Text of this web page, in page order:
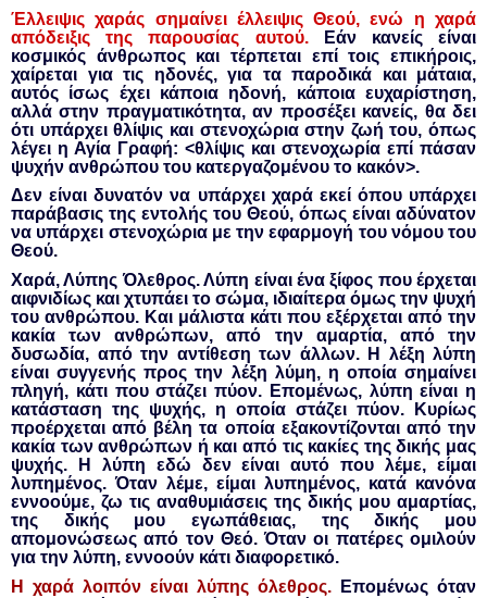
Έλλειψις χαράς σημαίνει έλλειψις Θεού, ενώ η χαρά
απόδειξις της παρουσίας αυτού.
Εάν κανείς είναι
κοσμικός άνθρωπος και τέρπεται επί τοις επικήροις,
χαίρεται για τις ηδονές, για τα παροδικά και μάταια,
αυτός ίσως έχει κάποια ηδονή, κάποια ευχαρίστηση,
αλλά στην πραγματικότητα, αν προσέξει κανείς, θα δει
ότι υπάρχει θλίψις και στενοχώρια στην ζωή του, όπως
λέγει η Αγία Γραφή: <θλίψις και στενοχωρία επί πάσαν
ψυχήν ανθρώπου του κατεργαζομένου το κακόν>.
Δεν είναι δυνατόν να υπάρχει χαρά εκεί όπου υπάρχει
παράβασις της εντολής του Θεού, όπως είναι αδύνατον
να υπάρχει στενοχώρια με την εφαρμογή του νόμου του
Θεού.
Χαρά, Λύπης Όλεθρος. Λύπη είναι ένα ξίφος που έρχεται
αιφνιδίως και χτυπάει το σώμα, ιδιαίτερα όμως την ψυχή
του ανθρώπου. Και μάλιστα κάτι που εξέρχεται από την
κακία των ανθρώπων, από την αμαρτία, από την
δυσωδία, από την αντίθεση των άλλων. Η λέξη λύπη
είναι συγγενής προς την λέξη λύμη, η οποία σημαίνει
πληγή, κάτι που στάζει πύον. Επομένως, λύπη είναι η
κατάσταση της ψυχής, η οποία στάζει πύον. Κυρίως
προέρχεται από βέλη τα οποία εξακοντίζονται από την
κακία των ανθρώπων ή και από τις κακίες της δικής μας
ψυχής. Η λύπη εδώ δεν είναι αυτό που λέμε, είμαι
λυπημένος. Όταν λέμε, είμαι λυπημένος, κατά κανόνα
εννοούμε, ζω τις αναθυμιάσεις της δικής μου αμαρτίας,
της δικής μου εγωπάθειας, της δικής μου
απομονώσεως από τον Θεό. Όταν οι πατέρες ομιλούν
για την λύπη, εννοούν κάτι διαφορετικό.
Η χαρά λοιπόν είναι λύπης όλεθρος.
Επομένως όταν